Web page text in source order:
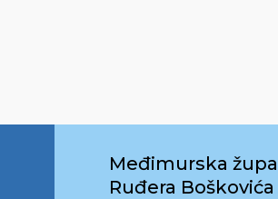
Međimurska
Ruđera